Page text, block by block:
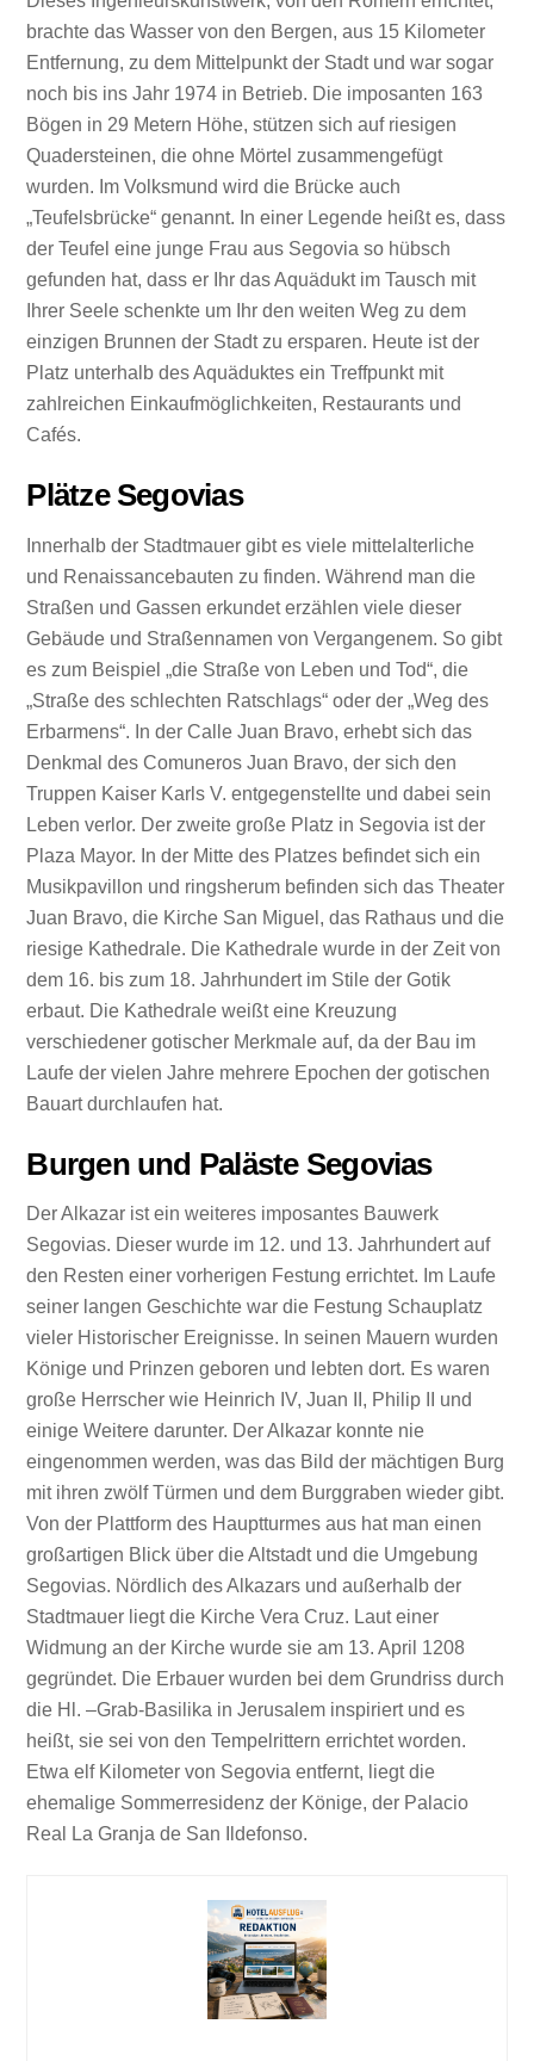
brachte das Wasser von den Bergen, aus 15 Kilometer
Entfernung, zu dem Mittelpunkt der Stadt und war sogar
noch bis ins Jahr 1974 in Betrieb. Die imposanten 163
Bögen in 29 Metern Höhe, stützen sich auf riesigen
Quadersteinen, die ohne Mörtel zusammengefügt
wurden. Im Volksmund wird die Brücke auch
„Teufelsbrücke“ genannt. In einer Legende heißt es, dass
der Teufel eine junge Frau aus Segovia so hübsch
gefunden hat, dass er Ihr das Aquädukt im Tausch mit
Ihrer Seele schenkte um Ihr den weiten Weg zu dem
einzigen Brunnen der Stadt zu ersparen. Heute ist der
Platz unterhalb des Aquäduktes ein Treffpunkt mit
zahlreichen Einkaufmöglichkeiten, Restaurants und
Cafés.
Plätze Segovias
Innerhalb der Stadtmauer gibt es viele mittelalterliche
und Renaissancebauten zu finden. Während man die
Straßen und Gassen erkundet erzählen viele dieser
Gebäude und Straßennamen von Vergangenem. So gibt
es zum Beispiel „die Straße von Leben und Tod“, die
„Straße des schlechten Ratschlags“ oder der „Weg des
Erbarmens“. In der Calle Juan Bravo, erhebt sich das
Denkmal des Comuneros Juan Bravo, der sich den
Truppen Kaiser Karls V. entgegenstellte und dabei sein
Leben verlor. Der zweite große Platz in Segovia ist der
Plaza Mayor. In der Mitte des Platzes befindet sich ein
Musikpavillon und ringsherum befinden sich das Theater
Juan Bravo, die Kirche San Miguel, das Rathaus und die
riesige Kathedrale. Die Kathedrale wurde in der Zeit von
dem 16. bis zum 18. Jahrhundert im Stile der Gotik
erbaut. Die Kathedrale weißt eine Kreuzung
verschiedener gotischer Merkmale auf, da der Bau im
Laufe der vielen Jahre mehrere Epochen der gotischen
Bauart durchlaufen hat.
Burgen und Paläste Segovias
Der Alkazar ist ein weiteres imposantes Bauwerk
Segovias. Dieser wurde im 12. und 13. Jahrhundert auf
den Resten einer vorherigen Festung errichtet. Im Laufe
seiner langen Geschichte war die Festung Schauplatz
vieler Historischer Ereignisse. In seinen Mauern wurden
Könige und Prinzen geboren und lebten dort. Es waren
große Herrscher wie Heinrich IV, Juan II, Philip II und
einige Weitere darunter. Der Alkazar konnte nie
eingenommen werden, was das Bild der mächtigen Burg
mit ihren zwölf Türmen und dem Burggraben wieder gibt.
Von der Plattform des Hauptturmes aus hat man einen
großartigen Blick über die Altstadt und die Umgebung
Segovias. Nördlich des Alkazars und außerhalb der
Stadtmauer liegt die Kirche Vera Cruz. Laut einer
Widmung an der Kirche wurde sie am 13. April 1208
gegründet. Die Erbauer wurden bei dem Grundriss durch
die Hl. –Grab-Basilika in Jerusalem inspiriert und es
heißt, sie sei von den Tempelrittern errichtet worden.
Etwa elf Kilometer von Segovia entfernt, liegt die
ehemalige Sommerresidenz der Könige, der Palacio
Real La Granja de San Ildefonso.